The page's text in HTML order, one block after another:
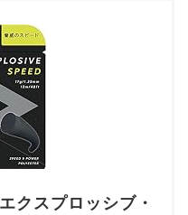
クスプロッシブ・